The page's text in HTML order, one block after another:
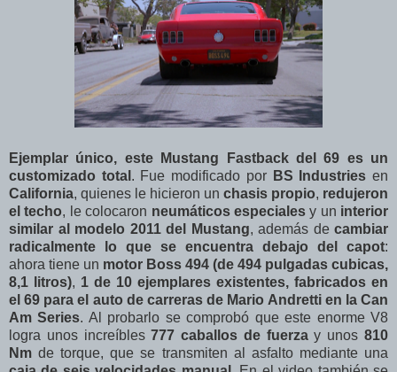
Ejemplar único, este Mustang Fastback del 69 es un
customizado total . Fue modificado por BS Industries en
California, quienes le hicieron un chasis propio, redujeron
el techo, le colocaron neumáticos especialesy un interior
similar al modelo 2011 del Mustang, además decambiar
radicalmente lo que se encuentra debajo del capot:
ahora tiene un motor Boss 494 (de 494 pulgadas cubicas,
8,1 litros), 1 de 10 ejemplares existentes, fabricados en
el 69 para el auto de carreras de Mario Andretti en la Can
Am Series. Al probarlo se comprobó que este enorme V8
logra unos increíbles777 caballos de fuerzay unos 810
Nm de torque, que se transmiten al asfalto mediante una